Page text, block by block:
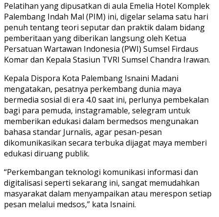
Pelatihan yang dipusatkan di aula Emelia Hotel Komplek
Palembang Indah Mal (PIM) ini, digelar selama satu hari
penuh tentang teori seputar dan praktik dalam bidang
pemberitaan yang diberikan langsung oleh Ketua
Persatuan Wartawan Indonesia (PWI) Sumsel Firdaus
Komar dan Kepala Stasiun TVRI Sumsel Chandra Irawan.
Kepala Dispora Kota Palembang Isnaini Madani
mengatakan, pesatnya perkembang dunia maya
bermedia sosial di era 4.0 saat ini, perlunya pembekalan
bagi para pemuda, instagramable, selegram untuk
memberikan edukasi dalam bermedsos mengunakan
bahasa standar Jurnalis, agar pesan-pesan
dikomunikasikan secara terbuka dijagat maya memberi
edukasi diruang publik.
“Perkembangan teknologi komunikasi informasi dan
digitalisasi seperti sekarang ini, sangat memudahkan
masyarakat dalam menyampaikan atau merespon setiap
pesan melalui medsos,” kata Isnaini.